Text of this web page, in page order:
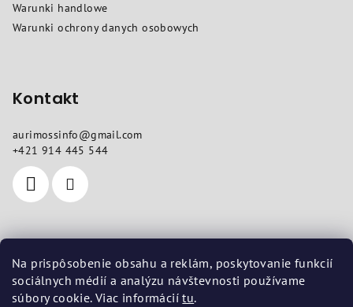
Na prispôsobenie obsahu a reklám, poskytovanie funkcií
sociálnych médií a analýzu návštevnosti používame
súbory cookie. Viac informáciítu.
aWarunki handlowe
Warunki ochrony danych osobowych
Kontakt
aurimossinfo@gmail.com
+421 914 445 544
Gdzie nas znajdziesz
Siedziba: Pod dubami 618/10, Liptovská Štiavnica 03401